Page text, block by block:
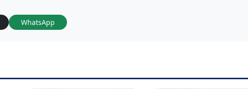
WhatsApp